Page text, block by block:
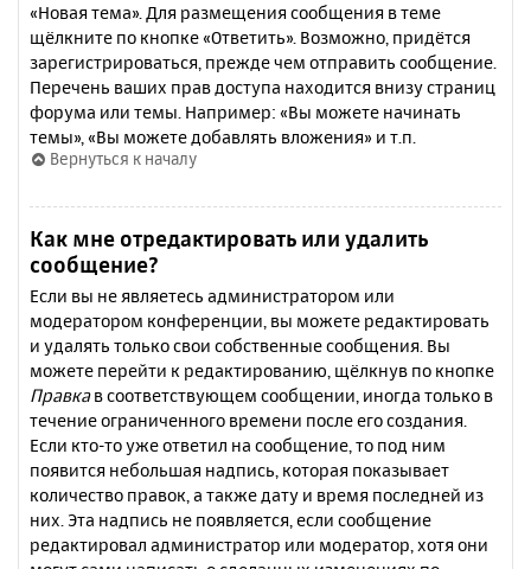
«Новая тема». Для размещения сообщения в теме
щёлкните по кнопке «Ответить». Возможно, придётся
зарегистрироваться, прежде чем отправить сообщение.
Перечень ваших прав доступа находится внизу страниц
форума или темы. Например: «Вы можете начинать
темы», «Вы можете добавлять вложения» и т.п.
Вернуться к началу
Как мне отредактировать или удалить
сообщение?
Если вы не являетесь администратором или
модератором конференции, вы можете редактировать
и удалять только свои собственные сообщения. Вы
можете перейти к редактированию, щёлкнув по кнопке
Правкав соответствующем сообщении, иногда только в
течение ограниченного времени после его создания.
Если кто-то уже ответил на сообщение, то под ним
появится небольшая надпись, которая показывает
количество правок, а также дату и время последней из
них. Эта надпись не появляется, если сообщение
редактировал администратор или модератор, хотя они